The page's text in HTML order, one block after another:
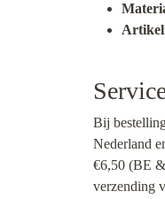
Bij
Nederland
€6,50 (BE
verzending